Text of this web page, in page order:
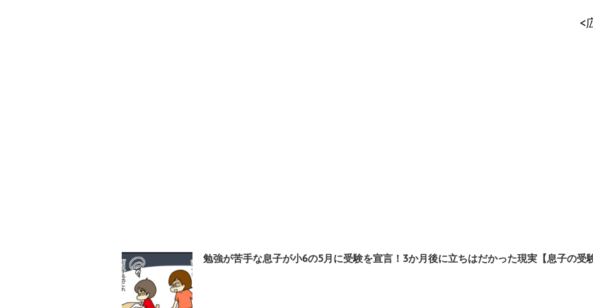
<
勉強が苦手な息子が小6の5月に受験を宣言！3か月後に立ちはだかった現実【息子の